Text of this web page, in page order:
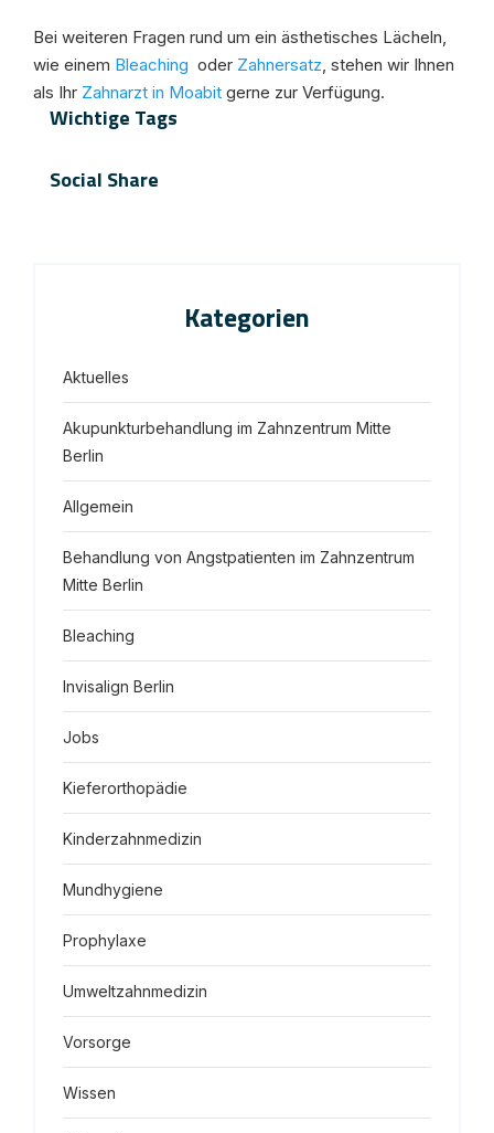
Bei weiteren Fragen rund um ein ästhetisches Lächeln,
wie einem Bleaching oder Zahnersatz, stehen wir Ihnen
als Ihr Zahnarzt in Moabit gerne zur Verfügung.
Wichtige Tags
Social Share
Kategorien
Aktuelles
Akupunkturbehandlung im Zahnzentrum Mitte
Berlin
Allgemein
Behandlung von Angstpatienten im Zahnzentrum
Mitte Berlin
Bleaching
Invisalign Berlin
Jobs
Kieferorthopädie
Kinderzahnmedizin
Mundhygiene
Prophylaxe
Umweltzahnmedizin
Vorsorge
Wissen